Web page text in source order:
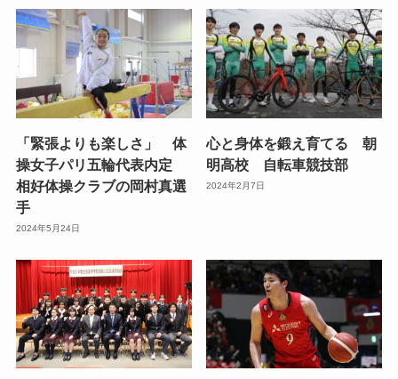
「緊張よりも楽しさ」 体
操女子パリ五輪代表内定
相好体操クラブの岡村真選
手
2024年5月24日
心と身体を鍛え育てる 朝
明高校 自転車競技部
2024年2月7日